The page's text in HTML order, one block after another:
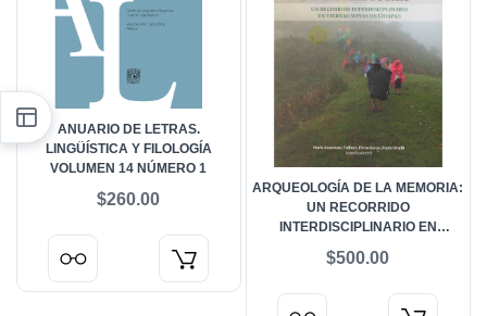
ANUARIO DE LETRAS.
LINGÜÍSTICA Y FILOLOGÍA
VOLUMEN 14 NÚMERO 1
$260.00
ARQUEOLOGÍA DE LA MEMORIA:
UN RECORRIDO
INTERDISCIPLINARIO EN
$500.00